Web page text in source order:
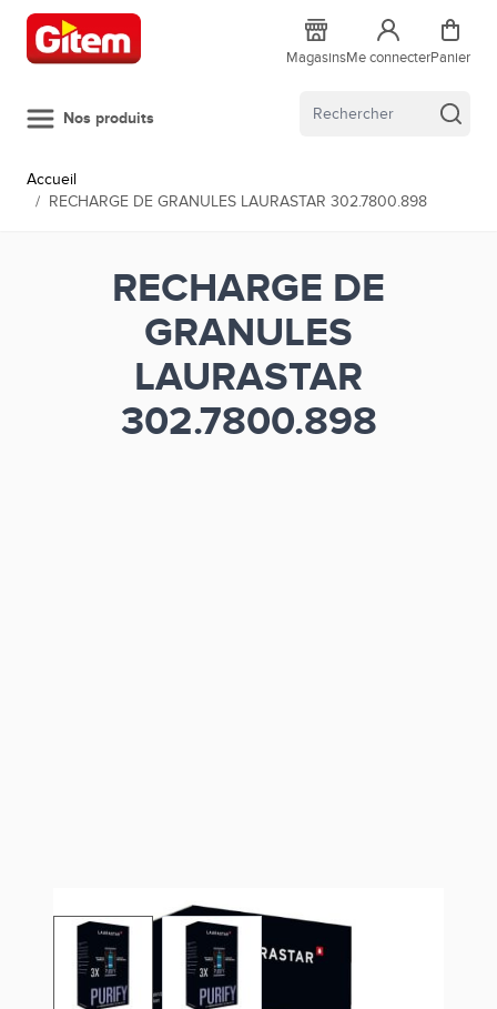
Allez au contenu
MagasinsMe connecterPanier
Nos produits
Accueil
/ RECHARGE DE GRANULES LAURASTAR 302.7800.898
RECHARGE DE
GRANULES
LAURASTAR
302.7800.898
View larger imageView larger image